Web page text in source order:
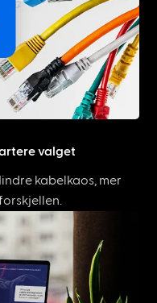
valget
kabelkaos, mer